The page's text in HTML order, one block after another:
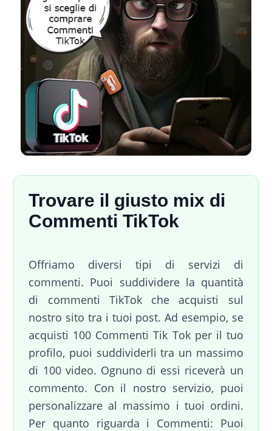
Trovare il giusto mix di
Commenti TikTok
Offriamo diversi tipi di servizi di
commenti. Puoi suddividere la quantità
di commenti TikTok che acquisti sul
nostro sito tra i tuoi post. Ad esempio, se
acquisti 100 Commenti Tik Tok per il tuo
profilo, puoi suddividerli tra un massimo
di 100 video. Ognuno di essi riceverà un
commento. Con il nostro servizio, puoi
personalizzare al massimo i tuoi ordini.
Per quanto riguarda i Commenti: Puoi